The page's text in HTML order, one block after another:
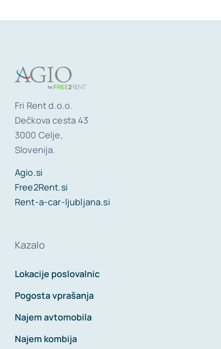
Fri Rent d.o.o.
Dečkova cesta 43
3000 Celje,
Slovenija.
Agio.si
Free2Rent.si
Rent-a-car-ljubljana.si
Kazalo
Lokacije poslovalnic
Pogosta vprašanja
Najem avtomobila
Najem kombija